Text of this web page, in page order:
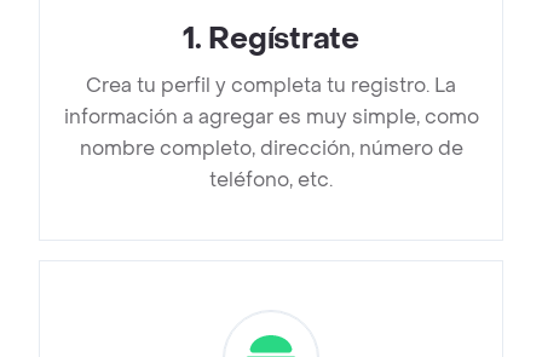
1. Regístrate
Crea tu perfil y completa tu registro. La
información a agregar es muy simple, como
nombre completo, dirección, número de
teléfono, etc.